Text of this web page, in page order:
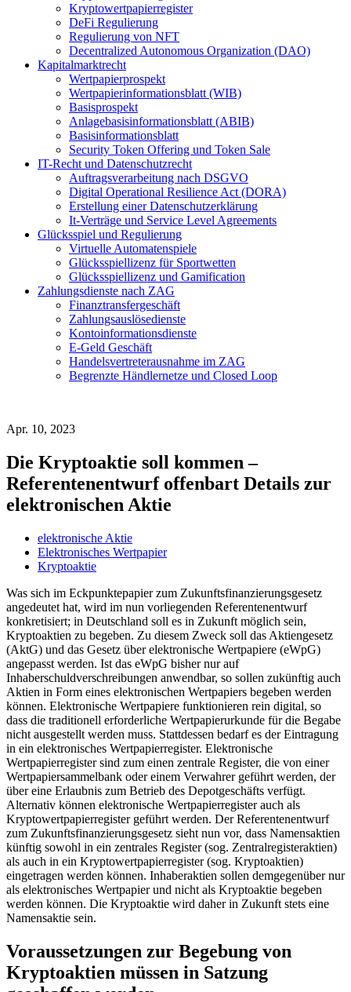
Kryptowertpapierregister
DeFi Regulierung
Regulierung von NFT
Decentralized Autonomous Organization (DAO)
Kapitalmarktrecht
Wertpapierprospekt
Wertpapierinformationsblatt (WIB)
Basisprospekt
Anlagebasisinformationsblatt (ABIB)
Basisinformationsblatt
Security Token Offering und Token Sale
IT-Recht und Datenschutzrecht
Auftragsverarbeitung nach DSGVO
Digital Operational Resilience Act (DORA)
Erstellung einer Datenschutzerklärung
It-Verträge und Service Level Agreements
Glücksspiel und Regulierung
Virtuelle Automatenspiele
Glücksspiellizenz für Sportwetten
Glücksspiellizenz und Gamification
Zahlungsdienste nach ZAG
Finanztransfergeschäft
Zahlungsauslösedienste
Kontoinformationsdienste
E-Geld Geschäft
Handelsvertreterausnahme im ZAG
Begrenzte Händlernetze und Closed Loop
Apr. 10, 2023
Die Kryptoaktie soll kommen –
Referentenentwurf offenbart Details zur
elektronischen Aktie
elektronische Aktie
Elektronisches Wertpapier
Kryptoaktie
Was sich im Eckpunktepapier zum Zukunftsfinanzierungsgesetz
angedeutet hat, wird im nun vorliegenden Referentenentwurf
konkretisiert; in Deutschland soll es in Zukunft möglich sein,
Kryptoaktien zu begeben. Zu diesem Zweck soll das Aktiengesetz
(AktG) und das Gesetz über elektronische Wertpapiere (eWpG)
angepasst werden. Ist das eWpG bisher nur auf
Inhaberschuldverschreibungen anwendbar, so sollen zukünftig auch
Aktien in Form eines elektronischen Wertpapiers begeben werden
können. Elektronische Wertpapiere funktionieren rein digital, so
dass die traditionell erforderliche Wertpapierurkunde für die Begabe
nicht ausgestellt werden muss. Stattdessen bedarf es der Eintragung
in ein elektronisches Wertpapierregister. Elektronische
Wertpapierregister sind zum einen zentrale Register, die von einer
Wertpapiersammelbank oder einem Verwahrer geführt werden, der
über eine Erlaubnis zum Betrieb des Depotgeschäfts verfügt.
Alternativ können elektronische Wertpapierregister auch als
Kryptowertpapierregister geführt werden. Der Referentenentwurf
zum Zukunftsfinanzierungsgesetz sieht nun vor, dass Namensaktien
künftig sowohl in ein zentrales Register (sog. Zentralregisteraktien)
als auch in ein Kryptowertpapierregister (sog. Kryptoaktien)
eingetragen werden können. Inhaberaktien sollen demgegenüber nur
als elektronisches Wertpapier und nicht als Kryptoaktie begeben
werden können. Die Kryptoaktie wird daher in Zukunft stets eine
Namensaktie sein.
Voraussetzungen zur Begebung von
Kryptoaktien müssen in Satzung